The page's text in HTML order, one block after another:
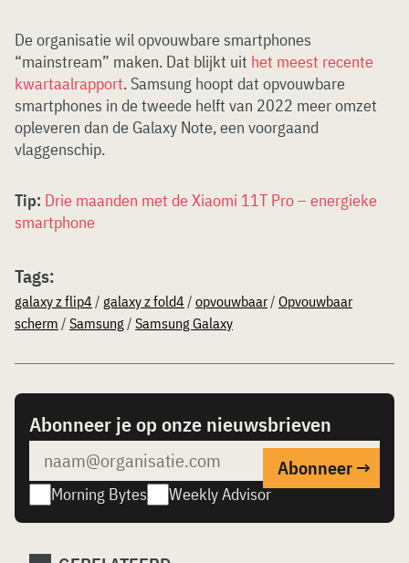
De organisatie wil opvouwbare smartphones
“mainstream” maken. Dat blijkt uit het meest recente
kwartaalrapport. Samsung hoopt dat opvouwbare
smartphones in de tweede helft van 2022 meer omzet
opleveren dan de Galaxy Note, een voorgaand
vlaggenschip.
Tip: Drie maanden met de Xiaomi 11T Pro – energieke
smartphone
Tags:
galaxy z flip4 / galaxy z fold4 / opvouwbaar / Opvouwbaar
scherm / Samsung / Samsung Galaxy
Abonneer je op onze nieuwsbrieven
Morning Bytes Weekly Advisor